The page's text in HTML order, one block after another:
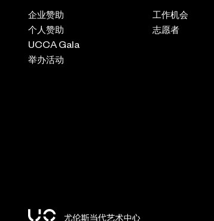
企业赞助
个人赞助
UCCA Gala
举办活动
工作机会
志愿者